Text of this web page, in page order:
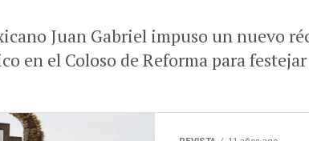
Juan Gabriel impuso un nuevo
en el Coloso de Reforma para